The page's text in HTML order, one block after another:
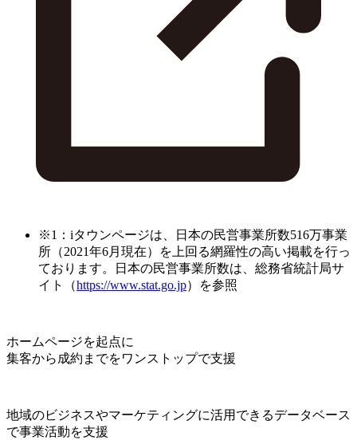
※1：iタウンページは、日本の民営事業所数516万事業
所（2021年6月現在）を上回る網羅性の高い掲載を行っ
ております。日本の民営事業所数は、総務省統計局サ
イト（https://www.stat.go.jp）を参照
ホームページを起点に
集客から成約までをワンストップで支援
地域のビジネスやマーケティングに活用できるデータベース
で事業活動を支援